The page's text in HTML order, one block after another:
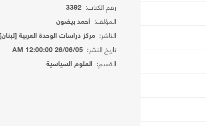
رقم الكتاب: 3392
المؤلف: أحمد بيضون
الناشر: مركز دراسات الوحدة العربية [لبنان]
تاريخ النشر: 26/06/05 12:00:00 AM
القسم: العلوم السياسية